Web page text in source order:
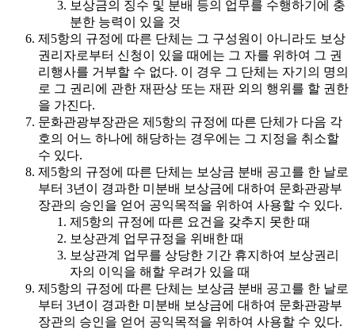
보상금의 징수 및 분배 등의 업무를 수행하기에 충
분한 능력이 있을 것
제5항의 규정에 따른 단체는 그 구성원이 아니라도 보상
권리자로부터 신청이 있을 때에는 그 자를 위하여 그 권
리행사를 거부할 수 없다. 이 경우 그 단체는 자기의 명의
로 그 권리에 관한 재판상 또는 재판 외의 행위를 할 권한
을 가진다.
문화관광부장관은 제5항의 규정에 따른 단체가 다음 각
호의 어느 하나에 해당하는 경우에는 그 지정을 취소할
수 있다.
제5항의 규정에 따른 단체는 보상금 분배 공고를 한 날로
부터 3년이 경과한 미분배 보상금에 대하여 문화관광부
장관의 승인을 얻어 공익목적을 위하여 사용할 수 있다.
제5항의 규정에 따른 요건을 갖추지 못한 때
보상관계 업무규정을 위배한 때
보상관계 업무를 상당한 기간 휴지하여 보상권리
자의 이익을 해할 우려가 있을 때
제5항의 규정에 따른 단체는 보상금 분배 공고를 한 날로
부터 3년이 경과한 미분배 보상금에 대하여 문화관광부
장관의 승인을 얻어 공익목적을 위하여 사용할 수 있다.